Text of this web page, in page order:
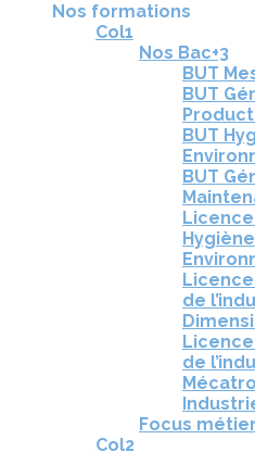
Nos formations
Col1
Nos Bac+3
BUT
BUT
BUT
BUT
de
de
Focus
Col2